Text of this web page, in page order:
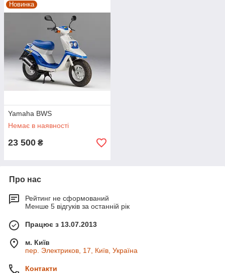
Новинка
Yamaha BWS
Немає в наявності
23 500 ₴
Про нас
Рейтинг не сформований
Менше 5 відгуків за останній рік
Працює з 13.07.2013
м. Київ
пер. Электриков, 17, Київ, Україна
Контакти